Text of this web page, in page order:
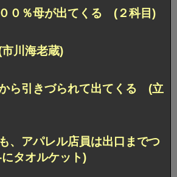
０％母が出てくる (２科目)
川海老蔵)
ら引きづられて出てくる (立
、アパレル店員は出口までつ
タオルケット)